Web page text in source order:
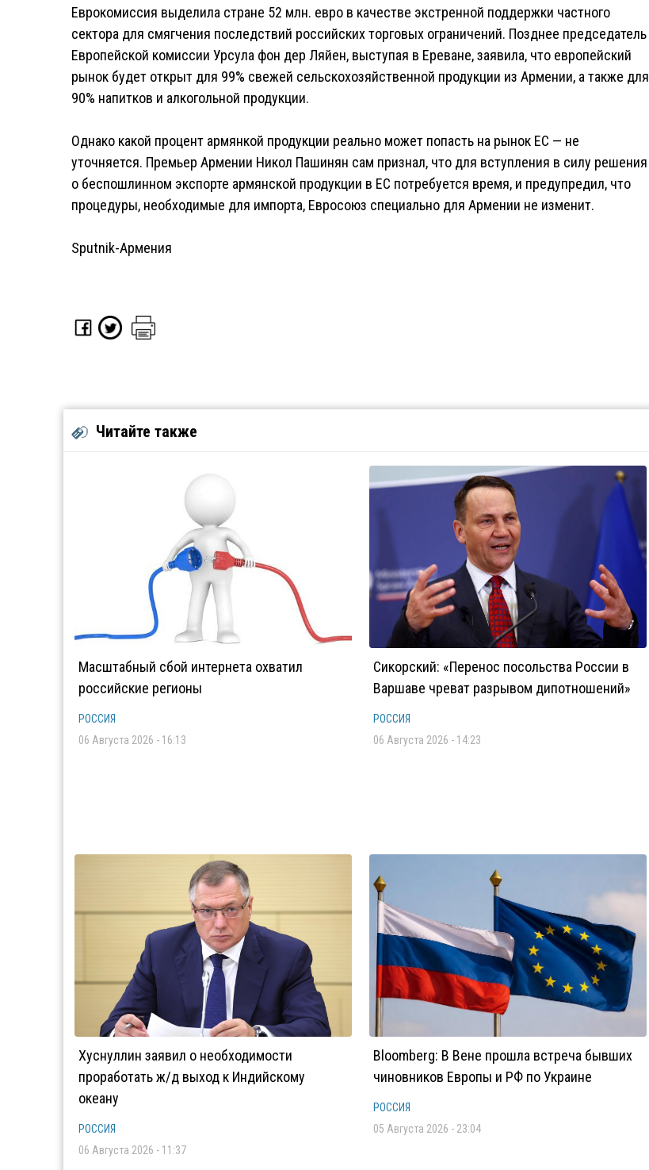
Еврокомиссия выделила стране 52 млн. евро в качестве экстренной поддержки частного
сектора для смягчения последствий российских торговых ограничений. Позднее председатель
Европейской комиссии Урсула фон дер Ляйен, выступая в Ереване, заявила, что европейский
рынок будет открыт для 99% свежей сельскохозяйственной продукции из Армении, а также для
90% напитков и алкогольной продукции.
Однако какой процент армянкой продукции реально может попасть на рынок ЕС — не
уточняется. Премьер Армении Никол Пашинян сам признал, что для вступления в силу решения
о беспошлинном экспорте армянской продукции в ЕС потребуется время, и предупредил, что
процедуры, необходимые для импорта, Евросоюз специально для Армении не изменит.
Sputnik-Армения
Читайте также
Масштабный сбой интернета охватил
российские регионы
РОССИЯ
06 Августа 2026 - 16:13
Сикорский: «Перенос посольства России в
Варшаве чреват разрывом дипотношений»
РОССИЯ
06 Августа 2026 - 14:23
Хуснуллин заявил о необходимости
проработать ж/д выход к Индийскому
океану
РОССИЯ
06 Августа 2026 - 11:37
Bloomberg: В Вене прошла встреча бывших
чиновников Европы и РФ по Украине
РОССИЯ
05 Августа 2026 - 23:04